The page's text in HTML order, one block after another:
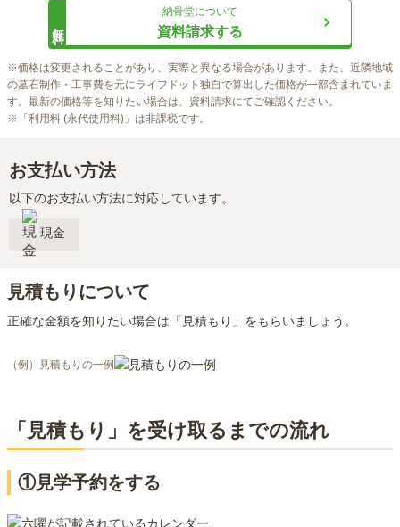
納骨堂について
資料請求する
※価格は変更されることがあり、実際と異なる場合があります。また、近隣地域
の墓石制作・工事費を元にライフドット独自で算出した価格が一部含まれていま
す。最新の価格等を知りたい場合は、資料請求にてご確認ください。
※「利用料 (永代使用料)」は非課税です。
お支払い方法
以下のお支払い方法に対応しています。
現金
見積もりについて
正確な金額を知りたい場合は「見積もり」をもらいましょう。
（例）見積もりの一例
「見積もり」を受け取るまでの流れ
①見学予約をする